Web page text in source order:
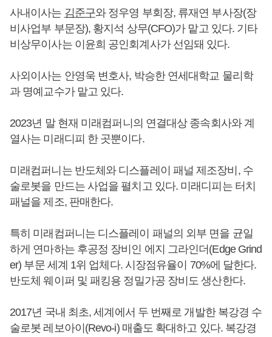
사내이사는 김준구와 정우영 부회장, 류재연 부사장(장
비사업부 부문장), 황지석 상무(CFO)가 맡고 있다. 기타
비상무이사는 이윤희 공인회계사가 선임돼 있다.
사외이사는 안영욱 변호사, 박승한 연세대학교 물리학
과 명예교수가 맡고 있다.
2023년 말 현재 미래컴퍼니의 연결대상 종속회사와 계
열사는 미래디피 한 곳뿐이다.
미래컴퍼니는 반도체와 디스플레이 패널 제조장비, 수
술로봇을 만드는 사업을 펼치고 있다. 미래디피는 터치
패널을 제조, 판매한다.
특히 미래컴퍼니는 디스플레이 패널의 외부 면을 균일
하게 연마하는 후공정 장비인 에지 그라인더(Edge Grind
er) 부문 세계 1위 업체다. 시장점유율이 70%에 달한다.
반도체 웨이퍼 및 패킹용 정밀가공 장비도 생산한다.
2017년 국내 최초, 세계에서 두 번째로 개발한 복강경 수
술로봇 레보아이(Revo-i) 매출도 확대하고 있다. 복강경